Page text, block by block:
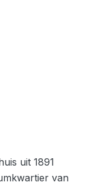
uit 1891
van